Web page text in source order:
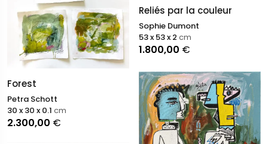
Forest
Petra Schott
2.300,00 €
30 x 30 x 0.1 cm
Reliés par la couleur
Sophie Dumont
1.800,00 €
53 x 53 x 2 cm